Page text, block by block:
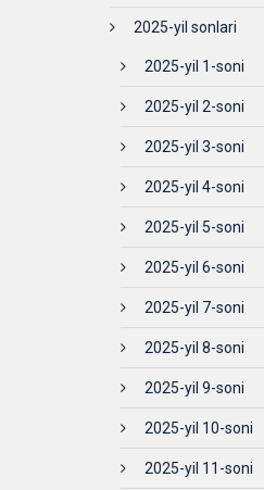
2025-yil sonlari
2025-yil 1-soni
2025-yil 2-soni
2025-yil 3-soni
2025-yil 4-soni
2025-yil 5-soni
2025-yil 6-soni
2025-yil 7-soni
2025-yil 8-soni
2025-yil 9-soni
2025-yil 10-soni
2025-yil 11-soni